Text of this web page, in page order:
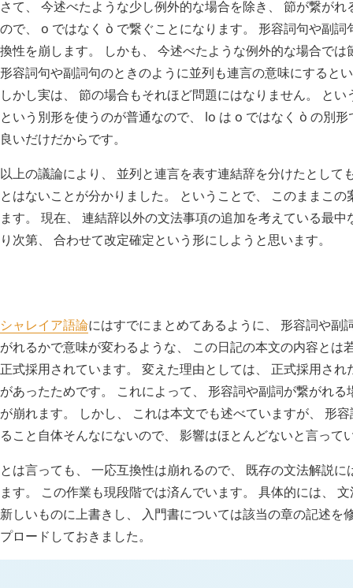
さて、 今述べたような少し例外的な場合を除き、 節が繋が
ので、 o ではなく ò で繋ぐことになります。 形容詞句や副
換性を崩します。 しかも、 今述べたような例外的な場合で
形容詞句や副詞句のときのように並列も連言の意味にすると
しかし実は、 節の場合もそれほど問題にはなりません。 と
という別形を使うのが普通なので、 lo は o ではなく ò の別形
良いだけだからです。
以上の議論により、 並列と連言を表す連結辞を分けたとして
とはないことが分かりました。 ということで、 このままこ
ます。 現在、 連結辞以外の文法事項の追加を考えている最
り次第、 合わせて改定確定という形にしようと思います。
シャレイア語論にはすでにまとめてあるように、 形容詞や副
がれるかで意味が変わるような、 この日記の本文の内容とは
正式採用されています。 変えた理由としては、 正式採用さ
があったためです。 これによって、 形容詞や副詞が繋がれ
が崩れます。 しかし、 これは本文でも述べていますが、 形
ること自体そんなにないので、 影響はほとんどないと言って
とは言っても、 一応互換性は崩れるので、 既存の文法解説
ます。 この作業も現段階では済んでいます。 具体的には、
新しいものに上書きし、 入門書については該当の章の記述を
プロードしておきました。